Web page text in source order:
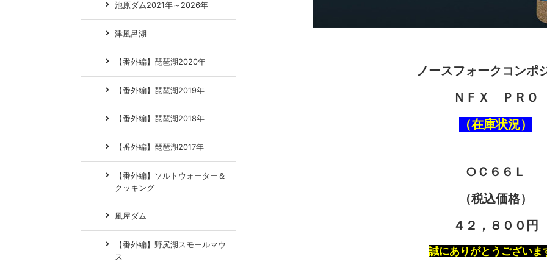
ノースフォークコンポ
ＮＦＸ ＰＲＯ
（在庫状況）
○Ｃ６６Ｌ
（税込価格）
４２，８００円
誠にありがとうございま
池原ダム2021年～2026年
津風呂湖
【番外編】琵琶湖2020年
【番外編】琵琶湖2019年
【番外編】琵琶湖2018年
【番外編】琵琶湖2017年
【番外編】ソルトウォーター＆
クッキング
風屋ダム
【番外編】野尻湖スモールマウ
ス